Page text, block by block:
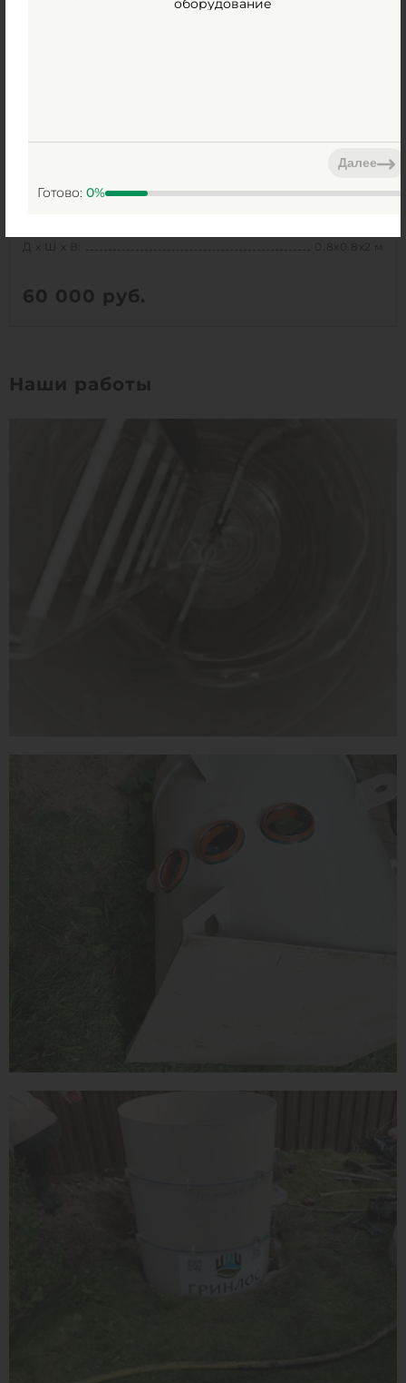
Есть в наличии
Д х Ш х В:
0.8х0.8х2 м
Объем:
60 000 руб.
Наши работы
Готово: 0%
Далее